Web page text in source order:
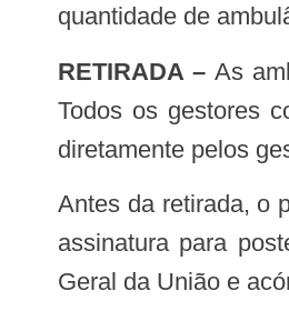
quantidade de
RETIRADA – As
Todos os gestores
diretamente pelos
Antes da retirada, o prefeito ou governador deve assinar o Termo de Doação do veículo e encaminhar ao Ministério da Saúde a
assinatura para
Geral da União e